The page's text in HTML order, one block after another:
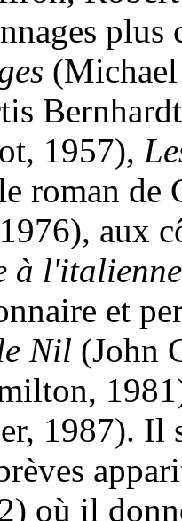
1957),
roman de
aux
à l'italienne
et
Nil (John
1987). Il
où il